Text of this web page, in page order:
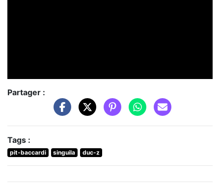
Partager :
Tags :
pit-baccardi singuila duc-z